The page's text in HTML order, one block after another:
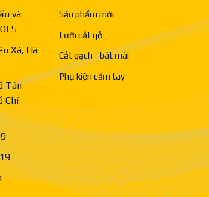
và
Xá, Hà
Tân
Chí
Sản phẩm mới
Lưỡi cắt gỗ
Cắt gạch - bát mài
Phụ kiện cầm tay